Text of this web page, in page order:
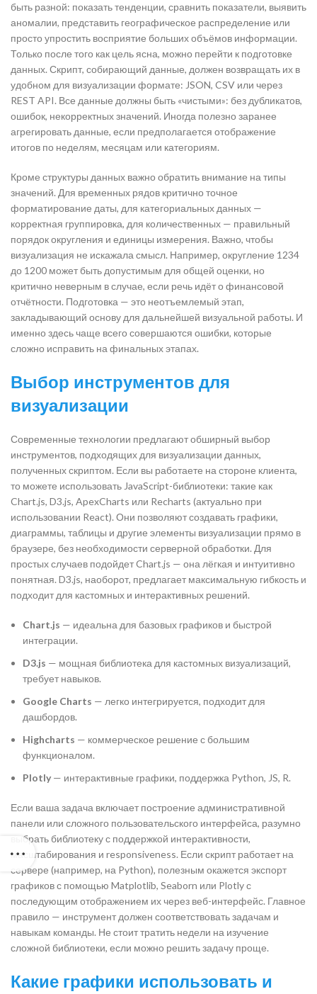
быть разной: показать тенденции, сравнить показатели, выявить
аномалии, представить географическое распределение или
просто упростить восприятие больших объёмов информации.
Только после того как цель ясна, можно перейти к подготовке
данных. Скрипт, собирающий данные, должен возвращать их в
удобном для визуализации формате: JSON, CSV или через
REST API. Все данные должны быть «чистыми»: без дубликатов,
ошибок, некорректных значений. Иногда полезно заранее
агрегировать данные, если предполагается отображение
итогов по неделям, месяцам или категориям.
Кроме структуры данных важно обратить внимание на типы
значений. Для временных рядов критично точное
форматирование даты, для категориальных данных —
корректная группировка, для количественных — правильный
порядок округления и единицы измерения. Важно, чтобы
визуализация не искажала смысл. Например, округление 1234
до 1200 может быть допустимым для общей оценки, но
критично неверным в случае, если речь идёт о финансовой
отчётности. Подготовка — это неотъемлемый этап,
закладывающий основу для дальнейшей визуальной работы. И
именно здесь чаще всего совершаются ошибки, которые
сложно исправить на финальных этапах.
Выбор инструментов для
визуализации
Современные технологии предлагают обширный выбор
инструментов, подходящих для визуализации данных,
полученных скриптом. Если вы работаете на стороне клиента,
то можете использовать JavaScript-библиотеки: такие как
Chart.js, D3.js, ApexCharts или Recharts (актуально при
использовании React). Они позволяют создавать графики,
диаграммы, таблицы и другие элементы визуализации прямо в
браузере, без необходимости серверной обработки. Для
простых случаев подойдет Chart.js — она лёгкая и интуитивно
понятная. D3.js, наоборот, предлагает максимальную гибкость и
подходит для кастомных и интерактивных решений.
Chart.js — идеальна для базовых графиков и быстрой
интеграции.
D3.js — мощная библиотека для кастомных визуализаций,
требует навыков.
Google Charts — легко интегрируется, подходит для
дашбордов.
Highcharts — коммерческое решение с большим
функционалом.
Plotly — интерактивные графики, поддержка Python, JS, R.
Если ваша задача включает построение административной
панели или сложного пользовательского интерфейса, разумно
выбрать библиотеку с поддержкой интерактивности,
масштабирования и responsiveness. Если скрипт работает на
сервере (например, на Python), полезным окажется экспорт
графиков с помощью Matplotlib, Seaborn или Plotly с
последующим отображением их через веб-интерфейс. Главное
правило — инструмент должен соответствовать задачам и
навыкам команды. Не стоит тратить недели на изучение
сложной библиотеки, если можно решить задачу проще.
Какие графики использовать и